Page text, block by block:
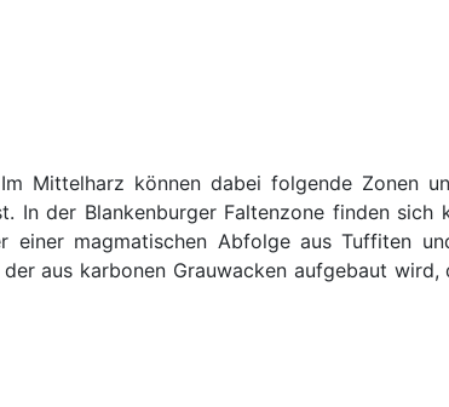
Mittelharz können dabei folgende Zonen
In der Blankenburger Faltenzone finden sich
magmatischen Abfolge aus Tuffiten
aus karbonen Grauwacken aufgebaut